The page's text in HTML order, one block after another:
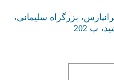
بزرگراه سلیمانی،
پ 202